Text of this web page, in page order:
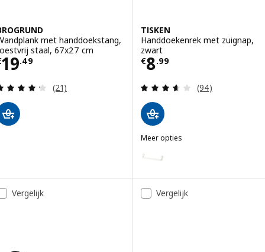
met handdoekstang,
staal, 67x27 cm
19.49€ 19.49
Beoordeling: 4.3 van 5 sterren. Totaal
(21)
TISKEN
Handdoekenrek met zuignap,
zwart
€8.99
Prijs € 8.99
Beoordeling:
(94)
Meer opties
Vergelijk Vergelijk